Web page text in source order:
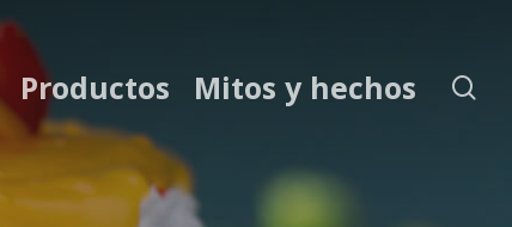
Productos Mitos y hechos